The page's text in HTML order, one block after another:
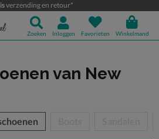
verzending en retour*
Zoeken Inloggen Favorieten Winkelmand
van New